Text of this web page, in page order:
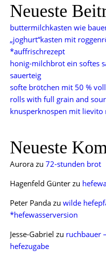
Neueste
buttermilchkasten wie
„joghurt“kasten mit
*auffrischrezept
honig-milchbrot ein softes
sauerteig
softe brötchen mit 50 %
rolls with full grain and
knusperknospen mit
Neueste
Aurora zu 72-stunden brot
Hagenfeld Günter zu
Peter Panda zu wilde
*hefewasserversion
Jesse-Gabriel zu ruchbauer
hefezugabe